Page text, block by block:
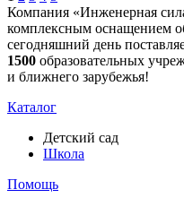
Компания «Инженерная
комплексным оснащением
сегодняшний день
1500 образовательных
и ближнего зарубежья!
Каталог
Детский сад
Школа
Помощь